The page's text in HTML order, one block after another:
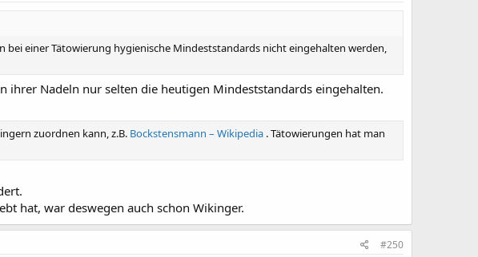
einer Tätowierung hygienische Mindeststandards nicht eingehalten werden,
Nadeln nur selten die heutigen Mindeststandards eingehalten.
zuordnen kann, z.B. Bockstensmann – Wikipedia . Tätowierungen hat man
hat, war deswegen auch schon Wikinger.
#250